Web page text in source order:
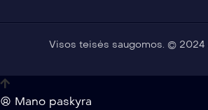
Visos teisės saugomos. © 2024
Mano paskyra